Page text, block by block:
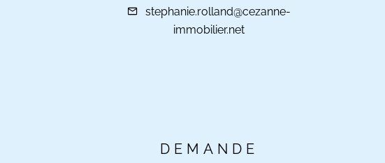
stephanie.rolland@cezanne-
immobilier.net
DEMANDE